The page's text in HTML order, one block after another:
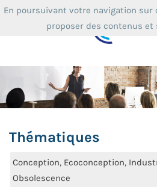
Thématiques
Conception, Ecoconception,
Obsolescence
En poursuivant votre navigation
proposer des contenus et